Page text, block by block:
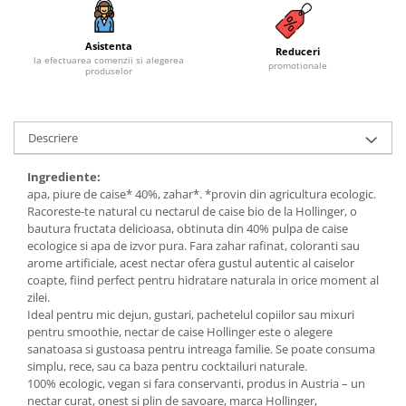
Indulcitori bio
Inghetata bio si decoratiuni
Masline bio si antipasti
Antipasti bio
Masline bio
Pesto bio
Musli si terci
Fulgi din cereale bio
Musli bio
Terci bio
Orez bio si leguminoase
Legume bio
Legume bio in conserva
Orez bio
Asistenta
la efectuarea comenzii si alegerea
produselor
Reduceri
promotionale
Descriere
Ingrediente:
apa, piure de caise* 40%, zahar*. *provin din agricultura ecologic.
Racoreste-te natural cu nectarul de caise bio de la Hollinger, o
bautura fructata delicioasa, obtinuta din 40% pulpa de caise
ecologice si apa de izvor pura. Fara zahar rafinat, coloranti sau
arome artificiale, acest nectar ofera gustul autentic al caiselor
coapte, fiind perfect pentru hidratare naturala in orice moment al
zilei.
Ideal pentru mic dejun, gustari, pachetelul copiilor sau mixuri
pentru smoothie, nectar de caise Hollinger este o alegere
sanatoasa si gustoasa pentru intreaga familie. Se poate consuma
simplu, rece, sau ca baza pentru cocktailuri naturale.
100% ecologic, vegan si fara conservanti, produs in Austria – un
nectar curat, onest si plin de savoare, marca Hollinger,